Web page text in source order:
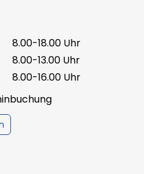
8.00-18.00 Uhr
8.00-13.00 Uhr
8.00-16.00 Uhr